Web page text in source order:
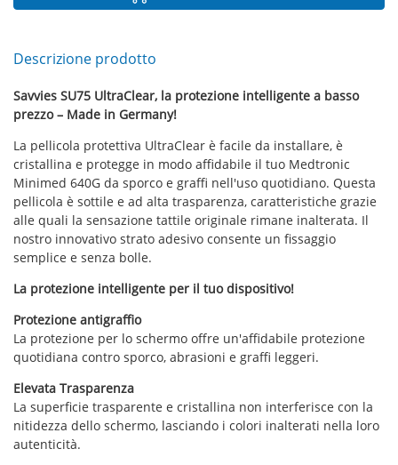
Descrizione prodotto
Savvies SU75 UltraClear, la protezione intelligente a basso
prezzo – Made in Germany!
La pellicola protettiva UltraClear è facile da installare, è
cristallina e protegge in modo affidabile il tuo Medtronic
Minimed 640G da sporco e graffi nell'uso quotidiano. Questa
pellicola è sottile e ad alta trasparenza, caratteristiche grazie
alle quali la sensazione tattile originale rimane inalterata. Il
nostro innovativo strato adesivo consente un fissaggio
semplice e senza bolle.
La protezione intelligente per il tuo dispositivo!
Protezione antigraffio
La protezione per lo schermo offre un'affidabile protezione
quotidiana contro sporco, abrasioni e graffi leggeri.
Elevata Trasparenza
La superficie trasparente e cristallina non interferisce con la
nitidezza dello schermo, lasciando i colori inalterati nella loro
autenticità.